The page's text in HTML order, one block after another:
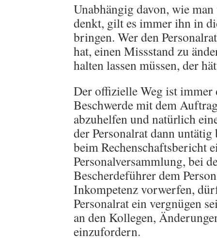
Unabhängig davon, wie
denkt, gilt es immer ihn in
bringen. Wer den
hat, einen Missstand zu
halten lassen müssen, der
Der offizielle Weg ist
Beschwerde mit dem
abzuhelfen und natürlich
der Personalrat dann untätig
beim Rechenschaftsbericht
Personalversammlung, bei
Bescherdeführer dem
Inkompetenz vorwerfen,
Personalrat ein vergnügen
an den Kollegen,
einzufordern.